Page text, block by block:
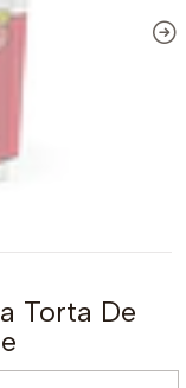
Torta De